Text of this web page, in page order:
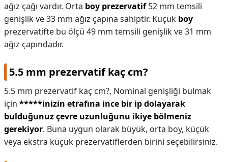
ağız çağı vardır. Orta boy prezervatif52 mm temsili
genişlik ve 33 mm ağız çapına sahiptir. Küçük boy
prezervatifte bu ölçü 49 mm temsili genişlik ve 31 mm
ağız çapındadır.
5.5 mm prezervatif kaç cm?
5.5 mm prezervatif kaç cm?, Nominal genişliği bulmak
için *****inizin etrafına ince bir ip dolayarak
bulduğunuz çevre uzunluğunu ikiye bölmeniz
gerekiyor. Buna uygun olarak büyük, orta boy, küçük
veya ekstra küçük prezervatiflerden birini seçebilirsiniz.